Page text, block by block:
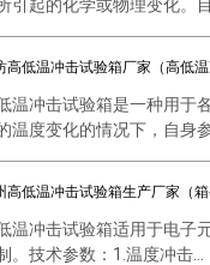
引起的化学或物理变化。
高低温冲击试验箱厂家（高低
温冲击试验箱是一种用于
温度变化的情况下，自身
高低温冲击试验箱生产厂家（
温冲击试验箱适用于电子
。技术参数：1.温度冲击...